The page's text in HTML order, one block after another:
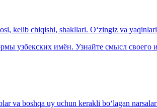
kelib chiqishi, shakllari. O‘zingiz va
узбекских имён. Узнайте смысл своего
va boshqa uy uchun kerakli bo‘lagan